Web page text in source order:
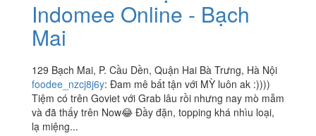
3.2/ 5Yêu Mì - Tiệm Mì
Indomee Online - Bạch
Mai
129 Bạch Mai, P. Cầu Dền, Quận Hai Bà Trưng, Hà Nội